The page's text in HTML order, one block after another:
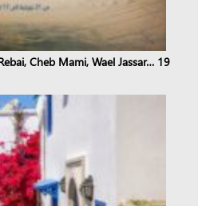
Cheb Mami, Wael Jassar… 19